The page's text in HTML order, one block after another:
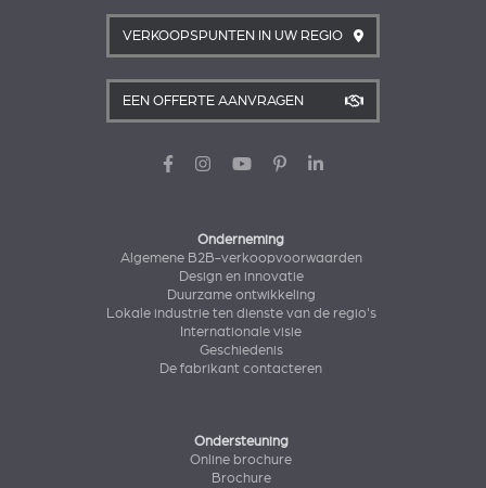
VERKOOPSPUNTEN IN UW REGIO
EEN OFFERTE AANVRAGEN
Onderneming
Algemene B2B-verkoopvoorwaarden
Design en innovatie
Duurzame ontwikkeling
Lokale industrie ten dienste van de regio's
Internationale visie
Geschiedenis
De fabrikant contacteren
Ondersteuning
Online brochure
Brochure